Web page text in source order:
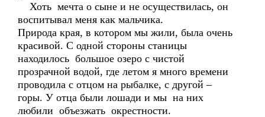
Хоть мечта о сыне и не осуществилась, он
воспитывал меня как мальчика.
Природа края, в котором мы жили, была очень
красивой. С одной стороны станицы
находилось большое озеро с чистой
прозрачной водой, где летом я много времени
проводила с отцом на рыбалке, с другой –
горы. У отца были лошади и мы на них
любили объезжать окрестности.